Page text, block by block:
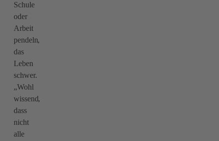
Schule
oder
Arbeit
pendeln,
das
Leben
schwer.
„Wohl
wissend,
dass
nicht
alle